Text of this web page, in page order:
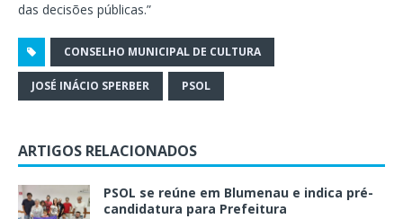
das decisões públicas.”
CONSELHO MUNICIPAL DE CULTURA
JOSÉ INÁCIO SPERBER PSOL
ARTIGOS RELACIONADOS
PSOL se reúne em Blumenau e indica pré-
candidatura para Prefeitura